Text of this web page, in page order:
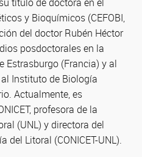
y Bioquímicos (CEFOBI,
del doctor Rubén Héctor
posdoctorales en la
Estrasburgo (Francia) y al
Instituto de Biología
Actualmente, es
profesora de la
(UNL) y directora del
del Litoral (CONICET-UNL).